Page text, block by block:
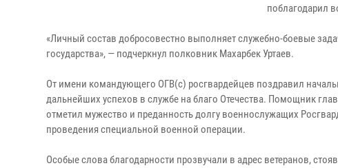
поблагодарил
«Личный состав добросовестно выполняет служебно-боевые
государства», — подчеркнул полковник Махарбек Уртаев.
От имени командующего ОГВ(с) росгвардейцев поздравил
дальнейших успехов в службе на благо Отечества. Помощник
отметил мужество и преданность долгу военнослужащих
проведения специальной военной операции.
Особые слова благодарности прозвучали в адрес ветеранов,